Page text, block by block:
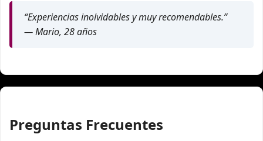
“Experiencias inolvidables y muy recomendables.”
— Mario, 28 años
Preguntas Frecuentes